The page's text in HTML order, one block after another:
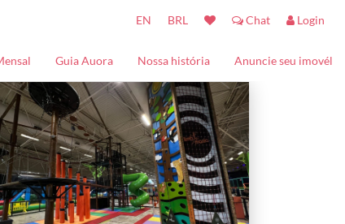
EN BRL Chat Login
Guia Auora
Turistando
Baladas
Kids - Entretenimento
Restaurantes
Nossa história Anuncie seu imovél
Contact